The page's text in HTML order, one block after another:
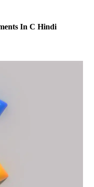
In C Hindi